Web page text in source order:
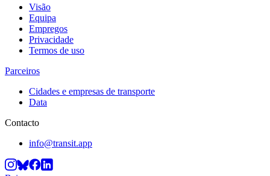
Visão
Equipa
Empregos
Privacidade
Termos de uso
Parceiros
Cidades e empresas de transporte
Data
Contacto
info@transit.app